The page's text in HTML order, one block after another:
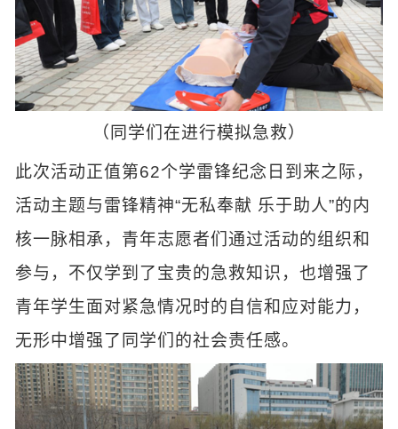
（同学们在进行模拟急救）
此次活动正值第62个学雷锋纪念日到来之际，
活动主题与雷锋精神“无私奉献 乐于助人”的内
核一脉相承，青年志愿者们通过活动的组织和
参与，不仅学到了宝贵的急救知识，也增强了
青年学生面对紧急情况时的自信和应对能力，
无形中增强了同学们的社会责任感。